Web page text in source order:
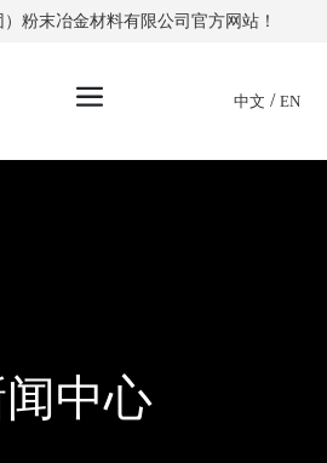
粉末冶金材料有限公司官方网站！
中文 / EN
中心